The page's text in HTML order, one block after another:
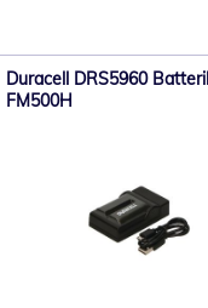
Duracell DRS5960
FM500H